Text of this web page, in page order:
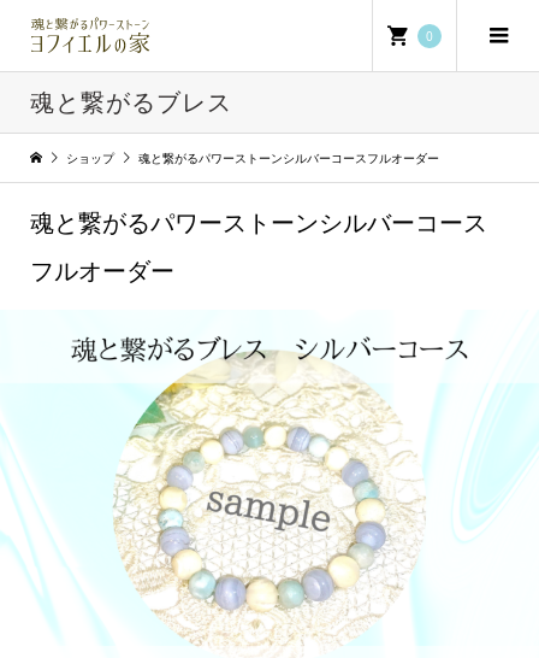
0
魂と繋がるブレス
ショップ 魂と繋がるパワーストーンシルバーコースフルオーダー
魂と繋がるパワーストーンシルバーコース
フルオーダー